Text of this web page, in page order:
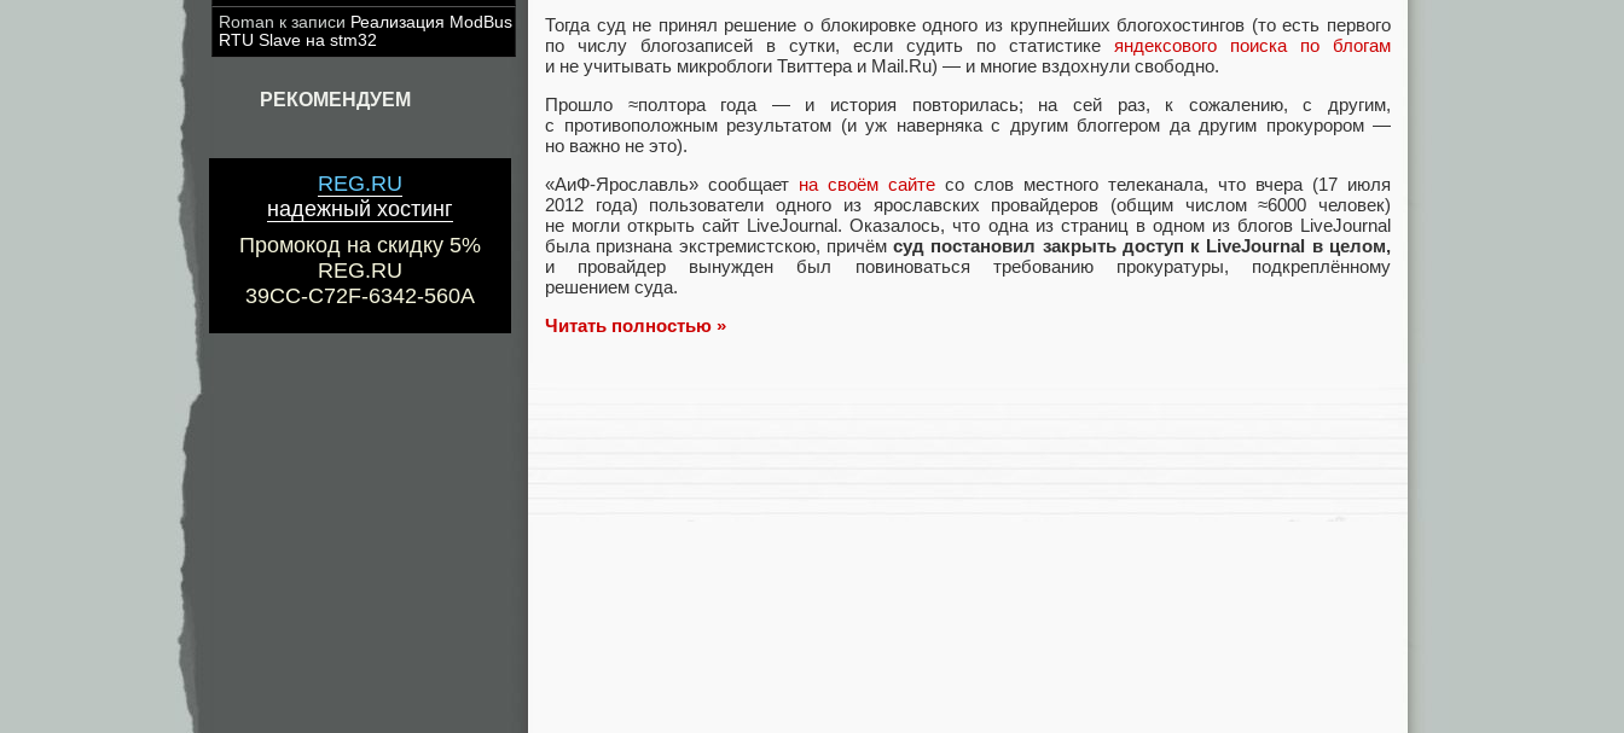
Roman к записи Реализация ModBus
RTU Slave на stm32
РЕКОМЕНДУЕМ
REG.RU
надежный хостинг
Промокод на скидку 5%
REG.RU
39CC-C72F-6342-560A
Тогда суд не принял решение о блокировке одного из крупнейших блогохостингов (то есть первого
по числу блогозаписей в сутки, если судить по статистике яндексового поиска по блогам
и не учитывать микроблоги Твиттера и Mail.Ru) — и многие вздохнули свободно.
Прошло ≈полтора года — и история повторилась; на сей раз, к сожалению, с другим,
с противоположным результатом (и уж наверняка с другим блоггером да другим прокурором —
но важно не это).
«АиФ-Ярославль» сообщает на своём сайте со слов местного телеканала, что вчера (17 июля
2012 года) пользователи одного из ярославских провайдеров (общим числом ≈6000 человек)
не могли открыть сайт LiveJournal. Оказалось, что одна из страниц в одном из блогов LiveJournal
была признана экстремистскою, причёмсуд постановил закрыть доступ к LiveJournal в целом,
и провайдер вынужден был повиноваться требованию прокуратуры, подкреплённому
решением суда.
Читать полностью »